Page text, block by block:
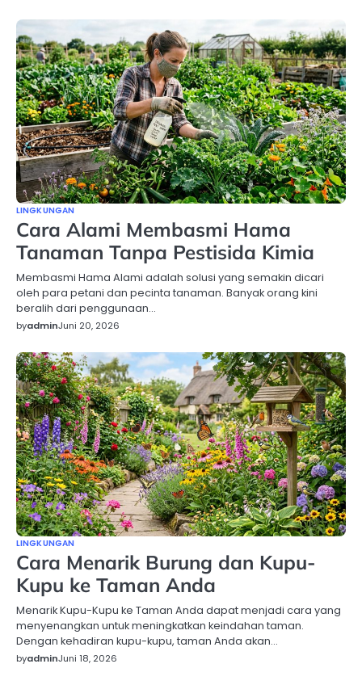
LINGKUNGAN
Cara Alami Membasmi Hama
Tanaman Tanpa Pestisida Kimia
Membasmi Hama Alami adalah solusi yang semakin dicari
oleh para petani dan pecinta tanaman. Banyak orang kini
beralih dari penggunaan…
byadminJuni 20, 2026
LINGKUNGAN
Cara Menarik Burung dan Kupu-
Kupu ke Taman Anda
Menarik Kupu-Kupu ke Taman Anda dapat menjadi cara yang
menyenangkan untuk meningkatkan keindahan taman.
Dengan kehadiran kupu-kupu, taman Anda akan…
byadminJuni 18, 2026